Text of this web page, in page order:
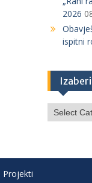
2026
ispitni
Izaberite
kategoriju
Projekti